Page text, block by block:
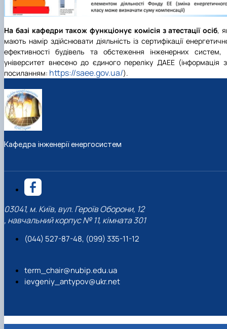
На базі кафедри також функціонує комісія з атестації осіб,
мають намір здійснювати діяльність із сертифікації
ефективності будівель та обстеження інженерних систем,
університет внесено до єдиного переліку ДАЕЕ (інформація
посиланням: https://saee.gov.ua/).
Кафедра інженерії енергосистем
03041, м. Київ, вул. Героїв Оборони, 12
, навчальний корпус № 11, кімната 301
(044) 527-87-48, (099) 335-11-12
term_chair@nubip.edu.ua
ievgeniy_antypov@ukr.net